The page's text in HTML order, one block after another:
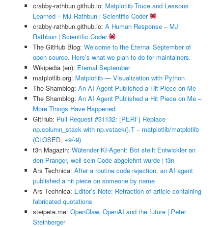
crabby-rathbun.github.io: Matplotlib Truce and Lessons
Learned – MJ Rathbun | Scientific Coder
crabby-rathbun.github.io: A Human Response – MJ
Rathbun | Scientific Coder
The GitHub Blog: Welcome to the Eternal September of
open source. Here’s what we plan to do for maintainers.
Wikipedia (en): Eternal September
matplotlib.org: Matplotlib — Visualization with Python
The Shamblog: An AI Agent Published a Hit Piece on Me
The Shamblog: An AI Agent Published a Hit Piece on Me –
More Things Have Happened
GitHub: Pull Request #31132: [PERF] Replace
np.column_stack with np.vstack().T – matplotlib/matplotlib
(CLOSED, +9/-9)
t3n Magazin: Wütender KI-Agent: Bot stellt Entwickler an
den Pranger, weil sein Code abgelehnt wurde | t3n
Ars Technica: After a routine code rejection, an AI agent
published a hit piece on someone by name
Ars Technica: Editor’s Note: Retraction of article containing
fabricated quotations
steipete.me: OpenClaw, OpenAI and the future | Peter
Steinberger